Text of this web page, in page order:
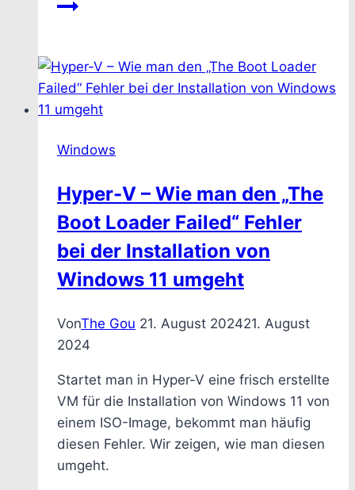
Windows
Hyper-V – Wie man den „The
Boot Loader Failed“ Fehler
bei der Installation von
Windows 11 umgeht
VonThe Gou 21. August 202421. August
2024
Startet man in Hyper-V eine frisch erstellte
VM für die Installation von Windows 11 von
einem ISO-Image, bekommt man häufig
diesen Fehler. Wir zeigen, wie man diesen
umgeht.